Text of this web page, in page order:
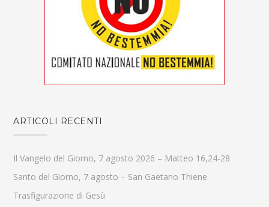
ARTICOLI RECENTI
Il Vangelo del Giorno, 7 agosto 2026 – Matteo 16,24-28
Santo del Giorno, 7 agosto – San Gaetano Thiene
Trasfigurazione di Gesù